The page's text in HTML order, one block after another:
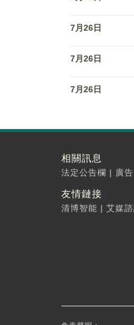
7月26日
7月26日
7月26日
相關訊息
法定公告欄 | 廣
友情鏈接
清博智能 | 艾媒